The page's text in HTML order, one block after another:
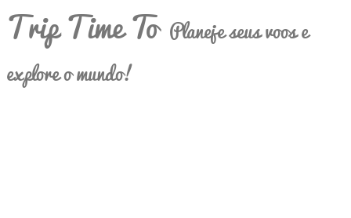
Trip Time To Planeje seus voos e
explore o mundo!